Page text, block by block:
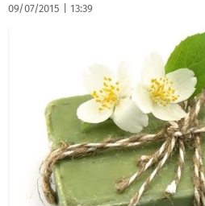
09/07/2015 13:39